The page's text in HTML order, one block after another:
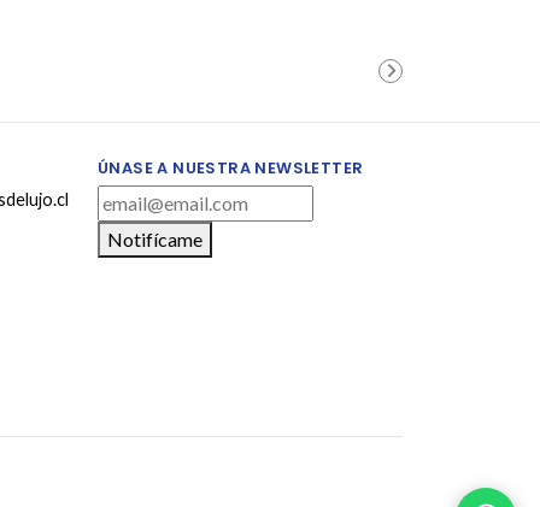
ÚNASE A NUESTRA NEWSLETTER
Notifícame